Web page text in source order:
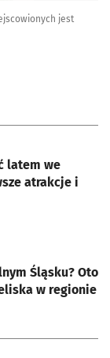
jest
latem we
atrakcje i
Śląsku? Oto
w regionie